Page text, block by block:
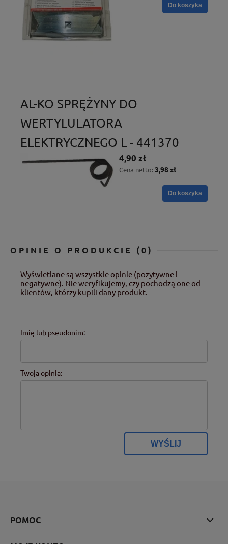
Do koszyka
AL-KO SPRĘŻYNY DO
WERTYLULATORA
ELEKTRYCZNEGO L - 441370
4,90 zł
Cena netto: 3,98 zł
Do koszyka
OPINIE O PRODUKCIE (0)
Wyświetlane są wszystkie opinie (pozytywne i
negatywne). Nie weryfikujemy, czy pochodzą one od
klientów, którzy kupili dany produkt.
Imię lub pseudonim:
Twoja opinia:
WYŚLIJ
POMOC